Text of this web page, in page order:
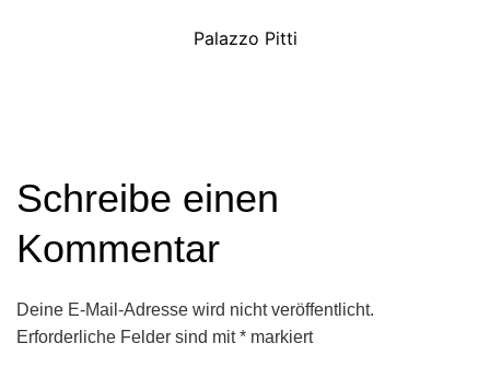
Palazzo Pitti
Schreibe einen
Kommentar
Deine E-Mail-Adresse wird nicht veröffentlicht.
Erforderliche Felder sind mit* markiert